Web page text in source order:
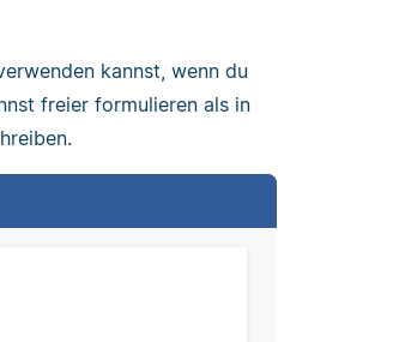
kannst, wenn du
freier formulieren als in